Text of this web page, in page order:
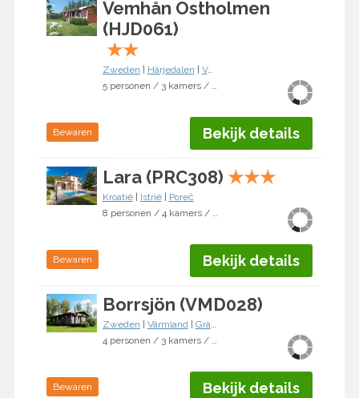
Vemhån Östholmen
(HJD061)
★★
Zweden Härjedalen
Vemdalen
5 personen / 3 kamers / 2 slaapkamers
Bewaren Bekijk details
Lara (PRC308) ★★★
Kroatië| Istrië| Poreč
8 personen / 4 kamers / 3 slaapkamers
Bewaren Bekijk details
Borrsjön (VMD028)
Zweden Värmland| Gräsmark
4 personen / 3 kamers / 2 slaapkamers
Bewaren Bekijk details